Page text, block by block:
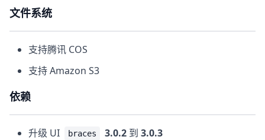
文件系统
支持腾讯 COS
支持 Amazon S3
依赖
升级 UI braces 3.0.2 到 3.0.3